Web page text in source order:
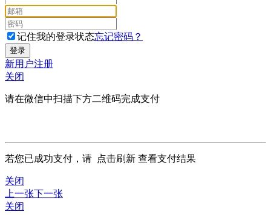
记住我的登录状态忘记密码？
新用户注册
关闭
请在微信中扫描下方二维码完成支付
若您已成功支付，请 点击刷新 查看支付结果
关闭
上一张下一张
关闭